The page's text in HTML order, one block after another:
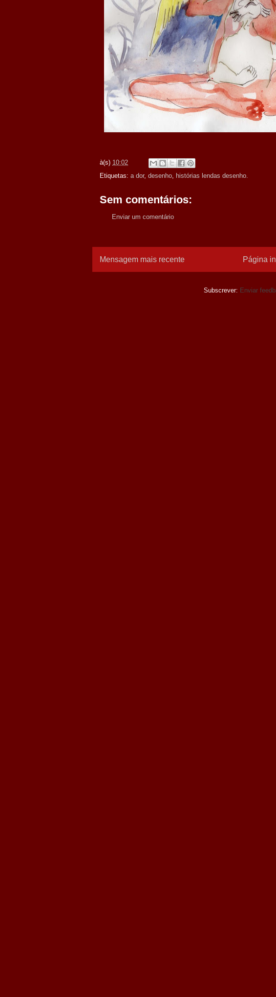
à(s) 10:02
Etiquetas: a dor, desenho, histórias lendas desenho.
Sem comentários:
Enviar um comentário
Mensagem mais recente Página
Subscrever: Enviar